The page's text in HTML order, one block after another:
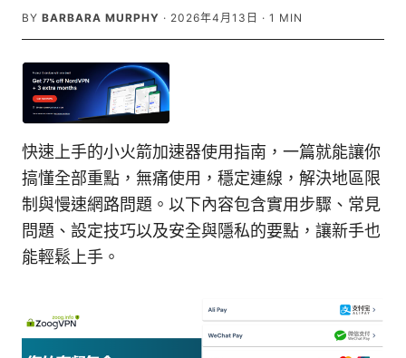
BY BARBARA MURPHY · 2026年4月13日 · 1 MIN
快速上手的小火箭加速器使用指南，一篇就能讓你
搞懂全部重點，無痛使用，穩定連線，解決地區限
制與慢速網路問題。以下內容包含實用步驟、常見
問題、設定技巧以及安全與隱私的要點，讓新手也
能輕鬆上手。